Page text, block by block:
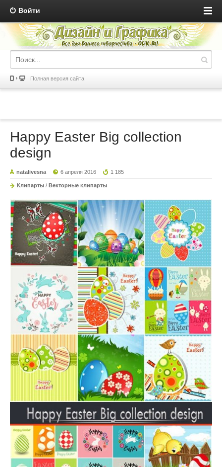
Войти
Полная версия сайта
Happy Easter Big collection
design
natalivesna 6 апреля 2016 1 185
Клипарты / Векторные клипарты